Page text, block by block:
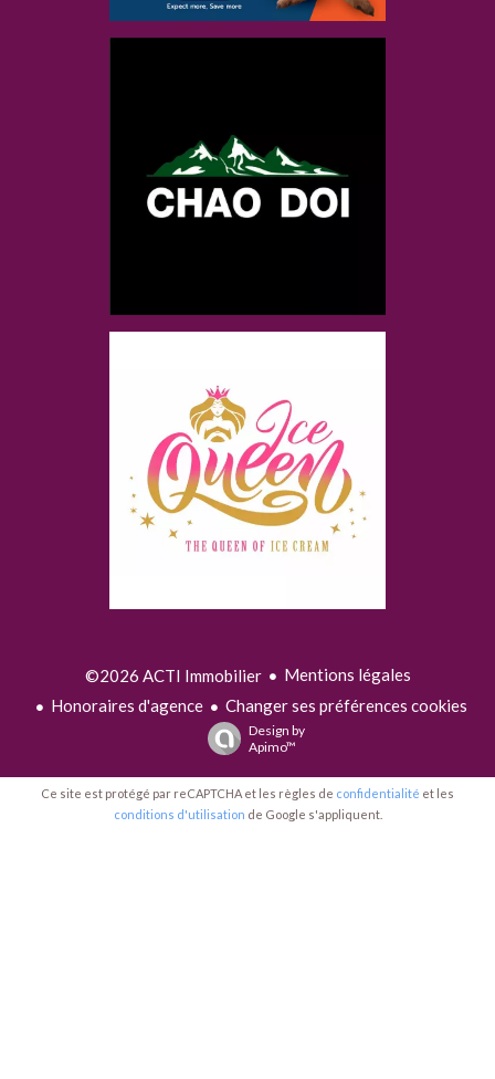
©2026 ACTI Immobilier
Mentions légales
Honoraires d'agence
Changer ses préférences cookies
Design by
Apimo™
Ce site est protégé par reCAPTCHA et les règles de confidentialité et les
conditions d'utilisation de Google s'appliquent.